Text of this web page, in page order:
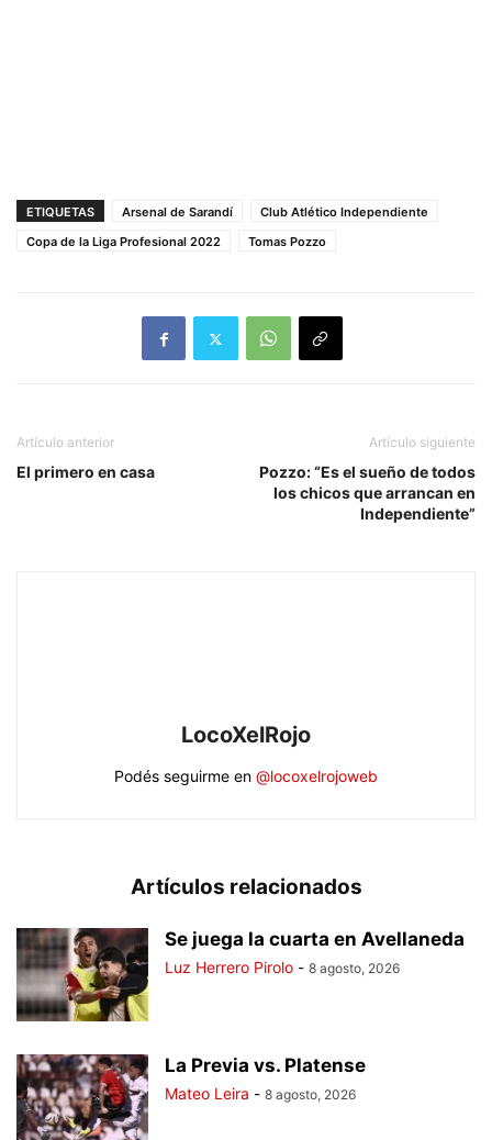
ETIQUETAS Arsenal de Sarandí
Club Atlético Independiente
Copa de la Liga Profesional 2022
Tomas Pozzo
Artículo anterior
El primero en casa
Artículo siguiente
Pozzo: “Es el sueño de todos
los chicos que arrancan en
Independiente”
LocoXelRojo
Podés seguirme en @locoxelrojoweb
Artículos relacionados
Se juega la cuarta en Avellaneda
Luz Herrero Pirolo - 8 agosto, 2026
La Previa vs. Platense
Mateo Leira - 8 agosto, 2026